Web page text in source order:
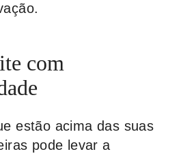
com
estão acima das suas
pode levar a